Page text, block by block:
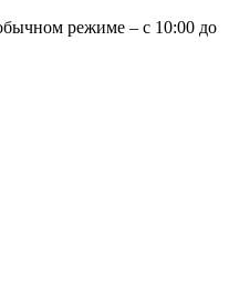
режиме – с 10:00 до